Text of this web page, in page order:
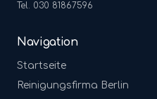
Tel. 030 81867596
Navigation
Startseite
Reinigungsfirma Berlin